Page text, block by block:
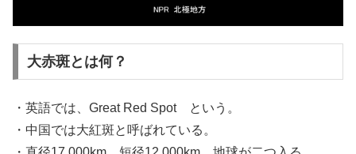
大赤斑とは何？
・英語では、Great Red Spot という。
・中国では大紅斑と呼ばれている。